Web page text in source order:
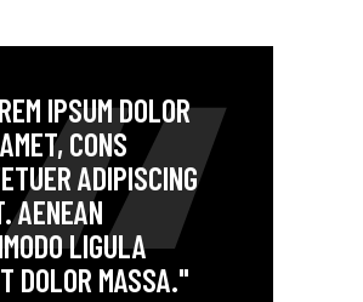
IPSUM DOLOR
CONS
ADIPISCING
AENEAN
LIGULA
DOLOR MASSA."